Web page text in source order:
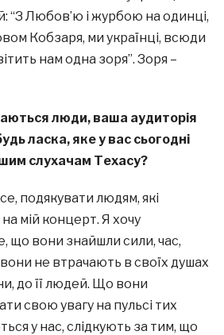
“З Любов’ю і журбою на одинці,
Кобзаря, ми українці, всюди
нам одна зоря”. Зоря –
люди, ваша аудиторія
ласка, яке у вас сьогодні
слухачам Техасу?
подякувати людям, які
мій концерт. Я хочу
що вони знайшли сили, час,
не втрачають в своїх душах
до її людей. Що вони
свою увагу на пульсі тих
у нас, слідкують за тим, що